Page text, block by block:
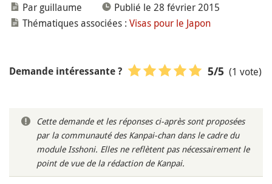
Par guillaume
Publié le 28 février 2015
Thématiques associées : Visas pour le Japon
Demande intéressante ? 5/5 (1 vote)
Cette demande et les réponses ci-après sont proposées
par la communauté des Kanpai-chan dans le cadre du
module Isshoni. Elles ne reflètent pas nécessairement le
point de vue de la rédaction de Kanpai.